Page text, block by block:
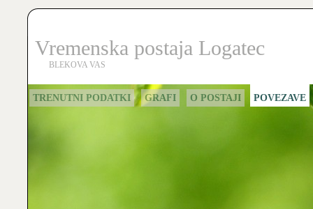
Vremenska postaja Logatec
BLEKOVA VAS
TRENUTNI PODATKI GRAFI O POSTAJI POVEZAVE